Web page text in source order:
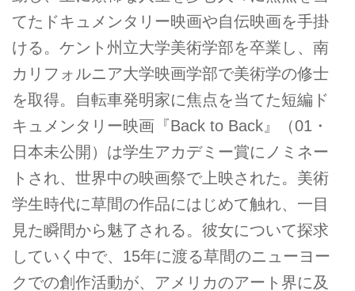
てたドキュメンタリー映画や自伝映画を手掛
ける。ケント州立大学美術学部を卒業し、南
カリフォルニア大学映画学部で美術学の修士
を取得。自転車発明家に焦点を当てた短編ド
キュメンタリー映画『Back to Back』（01・
日本未公開）は学生アカデミー賞にノミネー
トされ、世界中の映画祭で上映された。美術
学生時代に草間の作品にはじめて触れ、一目
見た瞬間から魅了される。彼女について探求
していく中で、15年に渡る草間のニューヨー
クでの創作活動が、アメリカのアート界に及